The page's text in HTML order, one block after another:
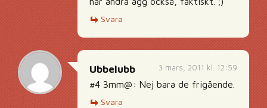
Svara
3 mars, 2011 kl. 12:59
Ubbelubb
#4 3mm@: Nej bara de frigående.
Svara